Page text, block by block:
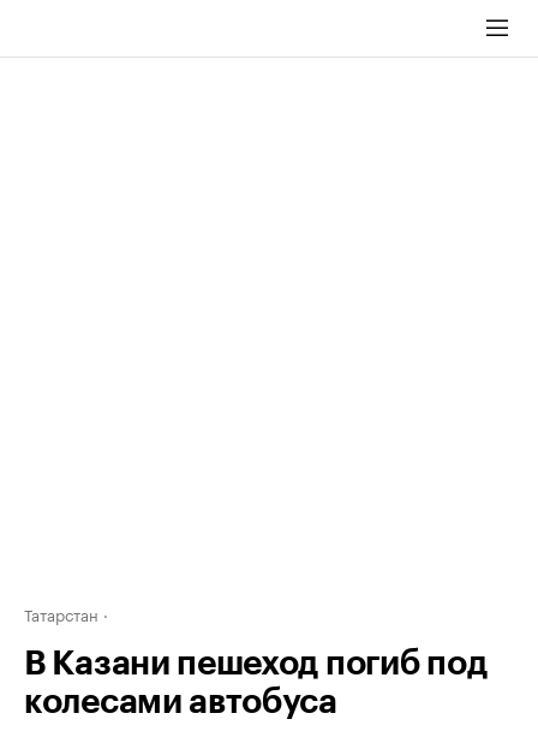
Татарстан
В Казани пешеход погиб под
колесами автобуса